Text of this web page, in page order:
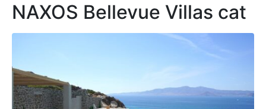
NAXOS Bellevue Villas cat